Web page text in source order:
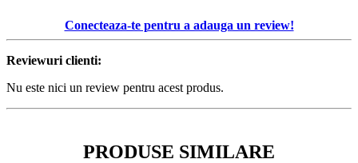
Conecteaza-te pentru a adauga un review!
Reviewuri clienti:
Nu este nici un review pentru acest produs.
PRODUSE SIMILARE